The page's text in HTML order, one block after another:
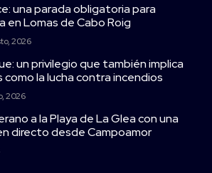
una parada obligatoria para
en Lomas de Cabo Roig
2026
un privilegio que también implica
la lucha contra incendios
2026
a la Playa de La Glea con una
directo desde Campoamor